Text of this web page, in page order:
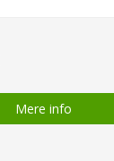
Mere info